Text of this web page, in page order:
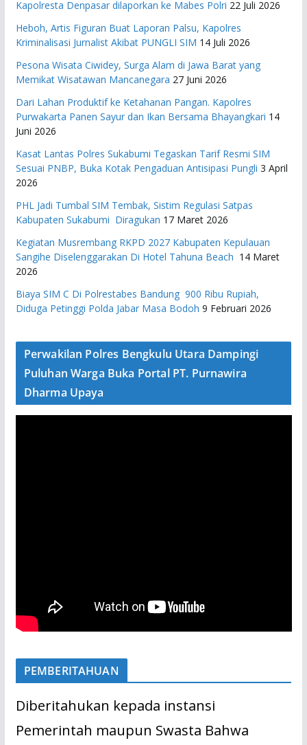
Kapolresta Denpasar dilaporkan ke Mabes Polri 22 Juli 2026
Heboh, Artis Figuran Buat Laporan Palsu, Kapolres
Kriminalisasi Jurnalist Akibat PUNGLI SIM 14 Juli 2026
Pesona Wisata Ciwidey, Surga Alam di Jawa Barat yang
Memikat Wisatawan Mancanegara 27 Juni 2026
Dari Lahan Produktif ke Ketahanan Pangan. Kapolres
Purwakarta Panen Sayur dan Ikan Bersama Bhayangkari 14
Juni 2026
Kasat Lantas Polres Sukabumi Tegaskan Tarif Resmi SIM
Sesuai PNBP, Buka Kotak Pengaduan Antisipasi Pungli 3 April
2026
PHL Jadi Tumbal SIM Tembak, Sistim Regulasi Satpas
Kabupaten Sukabumi Diragukan 17 Maret 2026
Kegiatan Musrembang RKPD 2027 ​Kabupaten Kepulauan
Sangihe Diselenggarakan Di Hotel Tahuna Beach 14 Maret
2026
Biaya SIM C Di Polrestabes Bandung 900 Ribu Rupiah,
Diduga Petinggi Polda Jabar Masa Bodoh 9 Februari 2026
Perwakilan Polres Bengkulu Utara Dampingi
Puluhan Warga Buka Portal PT. Purnawira
Dharma Upaya
PEMBERITAHUAN
Diberitahukan kepada instansi
Pemerintah maupun Swasta Bahwa